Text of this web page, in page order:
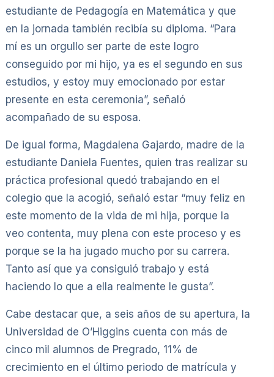
estudiante de Pedagogía en Matemática y que
en la jornada también recibía su diploma. “Para
mí es un orgullo ser parte de este logro
conseguido por mi hijo, ya es el segundo en sus
estudios, y estoy muy emocionado por estar
presente en esta ceremonia”, señaló
acompañado de su esposa.
De igual forma, Magdalena Gajardo, madre de la
estudiante Daniela Fuentes, quien tras realizar su
práctica profesional quedó trabajando en el
colegio que la acogió, señaló estar “muy feliz en
este momento de la vida de mi hija, porque la
veo contenta, muy plena con este proceso y es
porque se la ha jugado mucho por su carrera.
Tanto así que ya consiguió trabajo y está
haciendo lo que a ella realmente le gusta”.
Cabe destacar que, a seis años de su apertura, la
Universidad de O’Higgins cuenta con más de
cinco mil alumnos de Pregrado, 11% de
crecimiento en el último periodo de matrícula y